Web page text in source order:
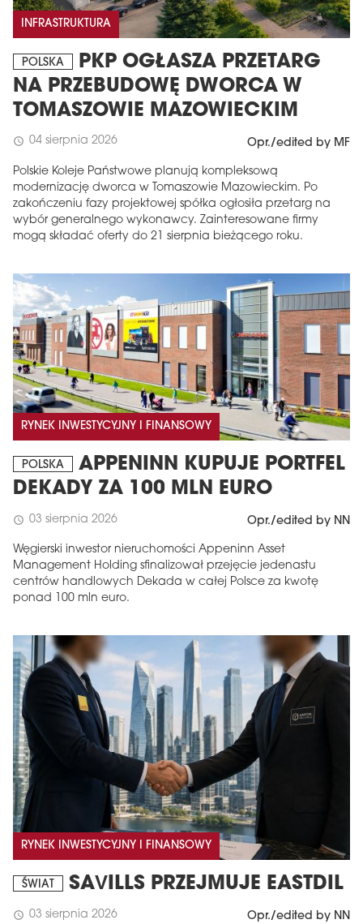
INFRASTRUKTURA
POLSKA
PKP OGŁASZA PRZETARG
NA PRZEBUDOWĘ DWORCA W
TOMASZOWIE MAZOWIECKIM
schedule 04 sierpnia 2026 Opr./edited by MF
Polskie Koleje Państwowe planują kompleksową
modernizację dworca w Tomaszowie Mazowieckim. Po
zakończeniu fazy projektowej spółka ogłosiła przetarg na
wybór generalnego wykonawcy. Zainteresowane firmy
mogą składać oferty do 21 sierpnia bieżącego roku.
RYNEK INWESTYCYJNY I FINANSOWY
POLSKA
APPENINN KUPUJE PORTFEL
DEKADY ZA 100 MLN EURO
schedule 03 sierpnia 2026 Opr./edited by NN
Węgierski inwestor nieruchomości Appeninn Asset
Management Holding sfinalizował przejęcie jedenastu
centrów handlowych Dekada w całej Polsce za kwotę
ponad 100 mln euro.
RYNEK INWESTYCYJNY I FINANSOWY
ŚWIAT SAVILLS PRZEJMUJE EASTDIL
schedule 03 sierpnia 2026 Opr./edited by NN